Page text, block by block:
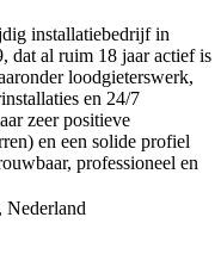
installatiebedrijf in
dat al ruim 18 jaar actief is
loodgieterswerk,
en 24/7
zeer positieve
en een solide profiel
professioneel en
Nederland